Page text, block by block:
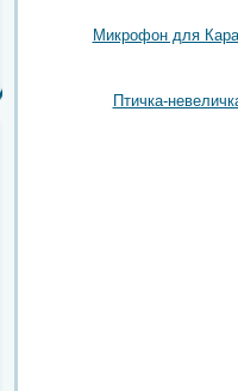
Микрофон для
Птичка-